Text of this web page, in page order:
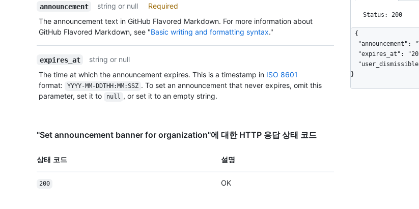
announcement string or null
Required
The announcement text in GitHub Flavored Markdown. For more information about
GitHub Flavored Markdown, see "Basic writing and formatting syntax."
expires_at
string or null
The time at which the announcement expires. This is a timestamp in ISO 8601
format:
YYYY-MM-DDTHH:MM:SSZ . To set an announcement that never expires, omit this
parameter, set it to
null , or set it to an empty string.
"Set announcement banner for organization"에 대한 HTTP 응답 상태 코드
상태 코드 설명
200 OK
Status: 200
{
}